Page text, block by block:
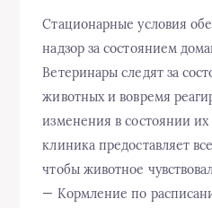
Стационарные условия
надзор за состоянием
Ветеринары следят за
животных и вовремя
изменения в состоянии
клиника предоставляет
чтобы животное
— Кормление по